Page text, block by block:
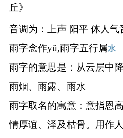
丘》
音调为：上声 阳平 体人气
雨字念作yǔ,雨字五行属水
雨字的意思是：从云层中
雨烟、雨露、雨水
雨字取名的寓意：意指恩
情厚谊、泽及枯骨。用作